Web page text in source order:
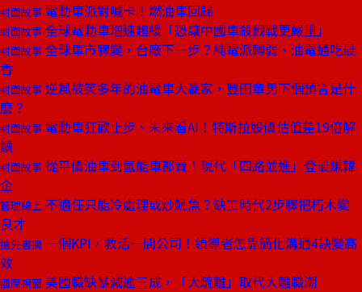
封面故事 電動車派對喊卡！燃油車回歸
封面故事 全球電動車增速趨緩「恐讓中國車殺戮戰更嚴重」
封面故事 全球車市驟變，台廠下一步？純電派轉弱、油電通吃最
香
封面故事 逆風被笑多年的油電車大贏家，豐田章男下個預言是什
麼？
封面故事 電動車狂歡止步、未來看AI！特斯拉股價估值差19倍解
讀
封面故事 從平價油車到氫能車都賣！現代「四路並進」登最賺韓
企
管理線上 不適任只能冷處理或炒魷魚？缺工時代2步驟把朽木變
良才
搶先書摘 一個KPI，救活一間公司！領導者怎靠簡化溝通4訣變高
效
國際視窗 美國職缺暴減逾三成，「大疏離」取代大離職潮